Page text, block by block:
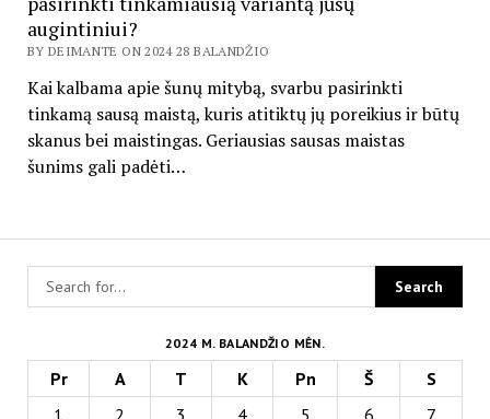
2024 M. BALANDŽIO MĖN.
Pr A T K Pn Š
S
1
2 3 4 5 6
7
augintiniui?
BY DEIMANTE ON 2024 28 BALANDŽIO
Kai kalbama apie šunų mitybą, svarbu pasirinkti
tinkamą sausą maistą, kuris atitiktų jų poreikius ir būtų
skanus bei maistingas. Geriausias sausas maistas
šunims gali padėti…